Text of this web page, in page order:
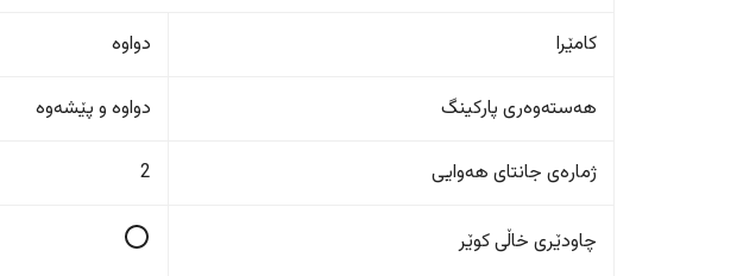
کامێرا دواوە
هەستەوەری پارکینگ دواوە و پێشەوە
ژمارەی جانتای هەوایی 2
چاودێری خاڵی کوێر